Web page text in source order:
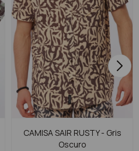
CAMISA SAIR RUSTY - Gris
Oscuro